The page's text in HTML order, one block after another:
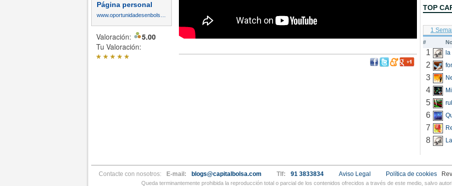
Página personal
Valoración:
5.00
Tu Valoración:
*****
TOP
1
#
1
2
3
4
5
6
7
8
Contacte con nosotros: E-mail: blogs@capitalbolsa.com Tlf: 91 3833834 Aviso Legal Política de cookies
Queda terminantemente prohibida la reproducción total o parcial de los contenidos ofrecidos a través de este medio, salvo